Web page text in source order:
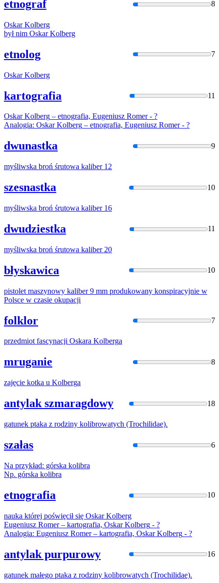
etnograf 8
OskarKolberg
był nim OskarKolberg
etnolog 7
OskarKolberg
kartografia 11
OskarKolberg – etnografia, Eugeniusz Romer - ?
Analogia: OskarKolberg – etnografia, Eugeniusz Romer - ?
dwunastka 9
myśliwska broń śrutowa kaliber12
szesnastka 10
myśliwska broń śrutowa kaliber16
dwudziestka 11
myśliwska broń śrutowa kaliber20
błyskawica 10
pistolet maszynowy kaliber9 mm produkowany konspiracyjnie w
Polsce w czasie okupacji
folklor 7
przedmiot fascynacji Oskara Kolberga
mruganie 8
zajęcie kotka u Kolberga
antylak szmaragdowy 18
gatunek ptaka z rodziny kolibrowatych (Trochilidae).
szałas 6
Na przykład: górska kolibra
Np. górska kolibra
etnografia 10
nauka której poświęcił się OskarKolberg
Eugeniusz Romer – kartografia, OskarKolberg - ?
Analogia: Eugeniusz Romer – kartografia, OskarKolberg - ?
antylak purpurowy 16
gatunek małego ptaka z rodziny kolibrowatych (Trochilidae).